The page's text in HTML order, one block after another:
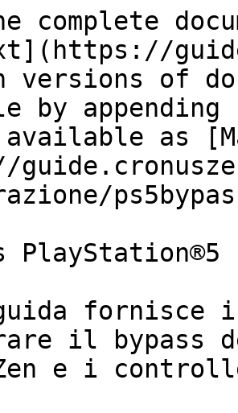
complete
versions of
by
as
PlayStation®5
fornisce
il bypass
e i